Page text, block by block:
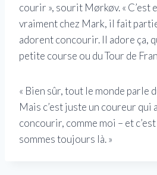
courir », sourit Mørkøv. « C’est
vraiment chez Mark, il fait
adorent concourir. Il adore ça,
petite course ou du Tour de
« Bien sûr, tout le monde parle
Mais c’est juste un coureur qui
concourir, comme moi – et
sommes toujours là. »